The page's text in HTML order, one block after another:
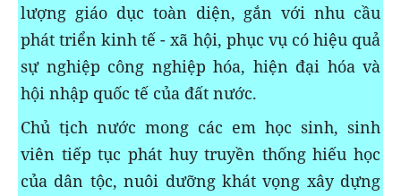
lượng giáo dục toàn diện, gắn với nhu cầu
phát triển kinh tế - xã hội, phục vụ có hiệu quả
sự nghiệp công nghiệp hóa, hiện đại hóa và
hội nhập quốc tế của đất nước.
Chủ tịch nước mong các em học sinh, sinh
viên tiếp tục phát huy truyền thống hiếu học
của dân tộc, nuôi dưỡng khát vọng xây dựng